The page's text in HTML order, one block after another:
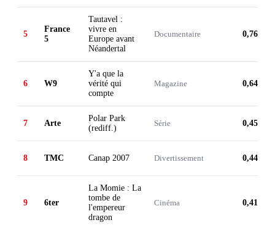
5
France
5
Tautavel :
vivre en
Europe avant
Néandertal
Documentaire 0,76 M
6 W9
Y'a que la
vérité qui
compte
Magazine 0,64 M
7 Arte
Polar Park
(rediff.)
Série 0,45 M
8 TMC Canap 2007 Divertissement 0,44 M
9 6ter
La Momie : La
tombe de
l'empereur
dragon
Cinéma 0,41 M